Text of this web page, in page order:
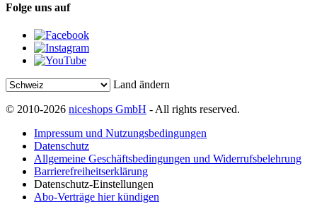
Folge uns auf
Land ändern
© 2010-2026 niceshops GmbH - All rights reserved.
Impressum und Nutzungsbedingungen
Datenschutz
Allgemeine Geschäftsbedingungen und Widerrufsbelehrung
Barrierefreiheitserklärung
Datenschutz-Einstellungen
Abo-Verträge hier kündigen